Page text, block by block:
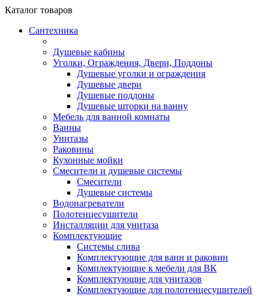
Каталог товаров
Сантехника
Душевые кабины
Уголки, Ограждения, Двери, Поддоны
Душевые уголки и ограждения
Душевые двери
Душевые поддоны
Душевые шторки на ванну
Мебель для ванной комнаты
Ванны
Унитазы
Раковины
Кухонные мойки
Смесители и душевые системы
Смесители
Душевые системы
Водонагреватели
Полотенцесушители
Инсталляции для унитаза
Комплектующие
Системы слива
Комплектующие для ванн и раковин
Комплектующие к мебели для ВК
Комплектующие для унитазов
Комплектующие для полотенцесушителей